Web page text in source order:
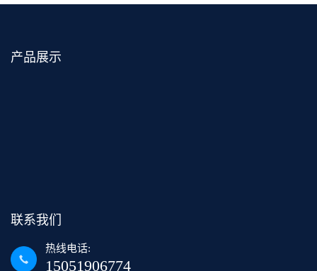
产品展示
联系我们
热线电话:
15051906774